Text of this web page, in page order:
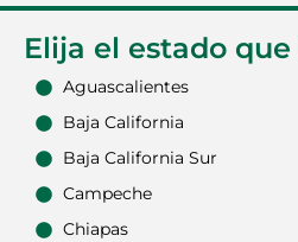
Elija el estado que
Aguascalientes
Baja California
Baja California Sur
Campeche
Chiapas